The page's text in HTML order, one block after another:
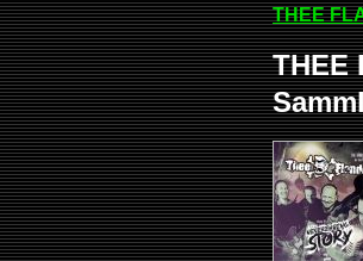
THEE
THEE